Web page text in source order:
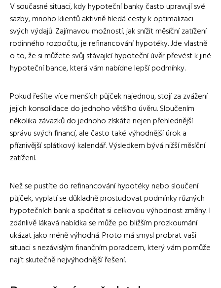
V současné situaci, kdy hypoteční banky často upravují své
sazby, mnoho klientů aktivně hledá cesty k optimalizaci
svých výdajů. Zajímavou možností, jak snížit měsíční zatížení
rodinného rozpočtu, je refinancování hypotéky. Jde vlastně
o to, že si můžete svůj stávající hypoteční úvěr převést k jiné
hypoteční bance, která vám nabídne lepší podmínky.
Pokud řešíte více menších půjček najednou, stojí za zvážení
jejich konsolidace do jednoho většího úvěru. Sloučením
několika závazků do jednoho získáte nejen přehlednější
správu svých financí, ale často také výhodnější úrok a
příznivější splátkový kalendář. Výsledkem bývá nižší měsíční
zatížení.
Než se pustíte do refinancování hypotéky nebo sloučení
půjček, vyplatí se důkladně prostudovat podmínky různých
hypotečních bank a spočítat si celkovou výhodnost změny. I
zdánlivě lákavá nabídka se může po bližším prozkoumání
ukázat jako méně výhodná. Proto má smysl probrat vaši
situaci s nezávislým finančním poradcem, který vám pomůže
najít skutečně nejvýhodnější řešení.